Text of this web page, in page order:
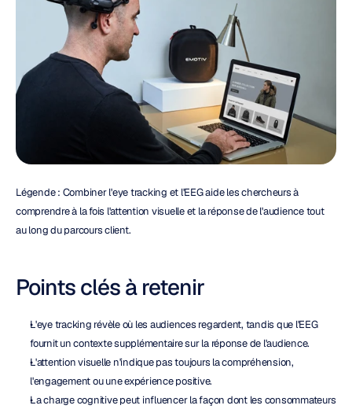
Légende : Combiner l'eye tracking et l'EEG aide les chercheurs à
comprendre à la fois l'attention visuelle et la réponse de l'audience tout
au long du parcours client.
Points clés à retenir
L'eye tracking révèle où les audiences regardent, tandis que l'EEG
fournit un contexte supplémentaire sur la réponse de l'audience.
L'attention visuelle n'indique pas toujours la compréhension,
l'engagement ou une expérience positive.
La charge cognitive peut influencer la façon dont les consommateurs